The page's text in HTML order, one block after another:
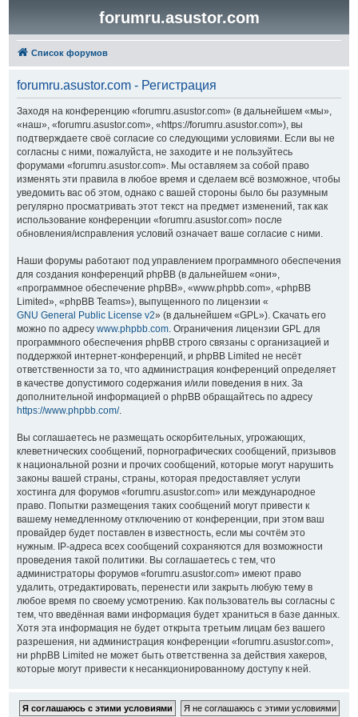
forumru.asustor.com
Список форумов
forumru.asustor.com - Регистрация
Заходя на конференцию «forumru.asustor.com» (в дальнейшем «мы»,
«наш», «forumru.asustor.com», «https://forumru.asustor.com»), вы
подтверждаете своё согласие со следующими условиями. Если вы не
согласны с ними, пожалуйста, не заходите и не пользуйтесь
форумами «forumru.asustor.com». Мы оставляем за собой право
изменять эти правила в любое время и сделаем всё возможное, чтобы
уведомить вас об этом, однако с вашей стороны было бы разумным
регулярно просматривать этот текст на предмет изменений, так как
использование конференции «forumru.asustor.com» после
обновления/исправления условий означает ваше согласие с ними.
Наши форумы работают под управлением программного обеспечения
для создания конференций phpBB (в дальнейшем «они»,
«программное обеспечение phpBB», «www.phpbb.com», «phpBB
Limited», «phpBB Teams»), выпущенного по лицензии «
GNU General Public License v2» (в дальнейшем «GPL»). Скачать его
можно по адресу www.phpbb.com. Ограничения лицензии GPL для
программного обеспечения phpBB строго связаны с организацией и
поддержкой интернет-конференций, и phpBB Limited не несёт
ответственности за то, что администрация конференций определяет
в качестве допустимого содержания и/или поведения в них. За
дополнительной информацией о phpBB обращайтесь по адресу
https://www.phpbb.com/.
Вы соглашаетесь не размещать оскорбительных, угрожающих,
клеветнических сообщений, порнографических сообщений, призывов
к национальной розни и прочих сообщений, которые могут нарушить
законы вашей страны, страны, которая предоставляет услуги
хостинга для форумов «forumru.asustor.com» или международное
право. Попытки размещения таких сообщений могут привести к
вашему немедленному отключению от конференции, при этом ваш
провайдер будет поставлен в известность, если мы сочтём это
нужным. IP-адреса всех сообщений сохраняются для возможности
проведения такой политики. Вы соглашаетесь с тем, что
администраторы форумов «forumru.asustor.com» имеют право
удалить, отредактировать, перенести или закрыть любую тему в
любое время по своему усмотрению. Как пользователь вы согласны с
тем, что введённая вами информация будет храниться в базе данных.
Хотя эта информация не будет открыта третьим лицам без вашего
разрешения, ни администрация конференции «forumru.asustor.com»,
ни phpBB Limited не может быть ответственна за действия хакеров,
которые могут привести к несанкционированному доступу к ней.